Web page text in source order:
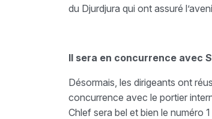
du Djurdjura qui ont assuré
Il sera en concurrence avec
Désormais, les dirigeants ont
concurrence avec le portier
Chlef sera bel et bien le numéro